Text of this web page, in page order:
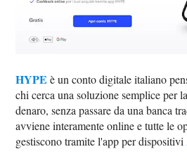
HYPE è un conto digitale italiano
chi cerca una soluzione semplice per
denaro, senza passare da una banca
avviene interamente online e tutte le
gestiscono tramite l'app per dispositivi